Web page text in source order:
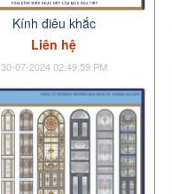
Kính điêu khắc
Liên hệ
30-07-2024 02:49:59 PM